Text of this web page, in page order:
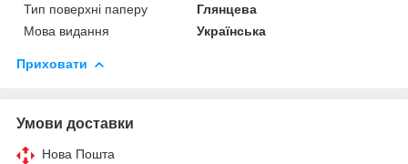
Тип поверхні паперу
Глянцева
Мова видання
Українська
Приховати
Умови доставки
Нова Пошта